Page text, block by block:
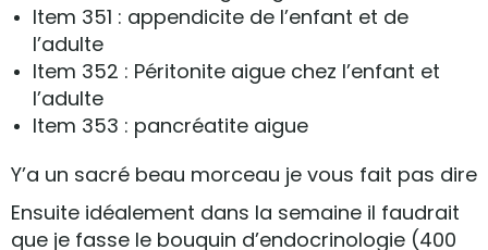
Item 351 : appendicite de l’enfant et de
l’adulte
Item 352 : Péritonite aigue chez l’enfant et
l’adulte
Item 353 : pancréatite aigue
Y’a un sacré beau morceau je vous fait pas dire
Ensuite idéalement dans la semaine il faudrait
que je fasse le bouquin d’endocrinologie (400